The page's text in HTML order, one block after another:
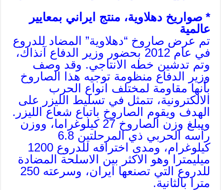
* صواريخ دهلاوية، منتج ايراني بمعايير
عالمية
تم عرض صاروخ “دهلاوية” المضاد للدروع
في عام 2012 بحضور وزير الدفاع آنذاك،
وتم تدشين خطه الانتاجي. وقد وصف
وزير الدفاع منظومة توجيه هذا الصاروخ
بأنها مقاومة لمختلف انواع الحرب
الالكترونية، تتمثل في تسليط الليزر على
الهدف ويقوم الصاروخ باتباع شعاع الليزر.
ويبلغ وزن الصاروخ 27 كيلوغراما، ووزن
رأسه الحربي ذي المرحلتين 6.8
كيلوغرام، ومدى اختراقه للدروع 1200
ميليمترا وهو الاكثر بين الاسلحة المضادة
للدروع التي تصنعها ايران، وسرعته 250
مترا بالثانية.